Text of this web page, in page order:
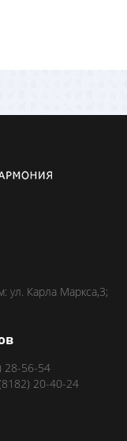
ул. Карла Маркса,3;
28-56-54
20-40-24